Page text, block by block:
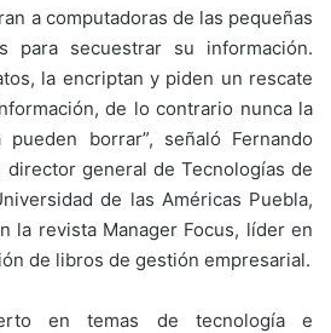
a computadoras de las pequeñas
para secuestrar su información.
la encriptan y piden un rescate
de lo contrario nunca la
borrar”, señaló Fernando
director general de Tecnologías de
de las Américas Puebla,
la revista Manager Focus, líder en
de libros de gestión empresarial.
en temas de tecnología e